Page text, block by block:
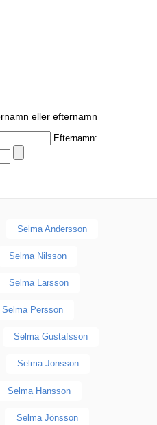
eller efternamn
Efternamn:
Selma Andersson
Selma Nilsson
Selma Larsson
Selma Persson
Selma Gustafsson
Selma Jonsson
Selma Hansson
Selma Jönsson